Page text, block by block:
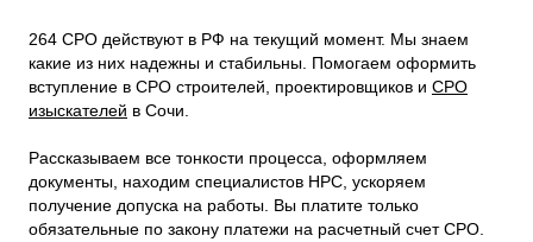
264 СРО действуют в РФ на текущий момент. Мы знаем
какие из них надежны и стабильны. Помогаем оформить
вступление в СРО строителей, проектировщиков и СРО
изыскателей в Сочи.
Рассказываем все тонкости процесса, оформляем
документы, находим специалистов НРС, ускоряем
получение допуска на работы. Вы платите только
обязательные по закону платежи на расчетный счет СРО.